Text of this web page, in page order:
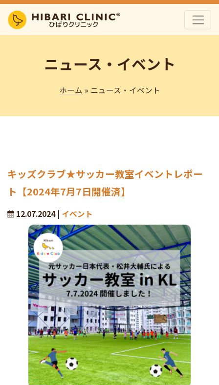
ニュース・イベント
ホーム » ニュース・イベント
キッズクラブ★サッカー教室イベントレポー
ト【2024年7月7日開催済】
12.07.2024 | イベント